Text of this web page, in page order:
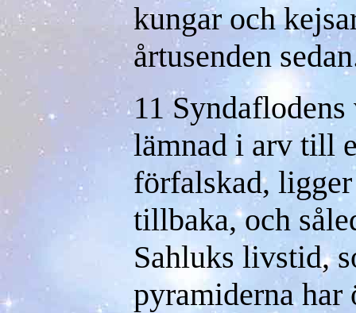
kungar och
årtusenden
11
lämnad i arv till
förfalskad,
tillbaka, och
Sahluks livstid,
pyramiderna